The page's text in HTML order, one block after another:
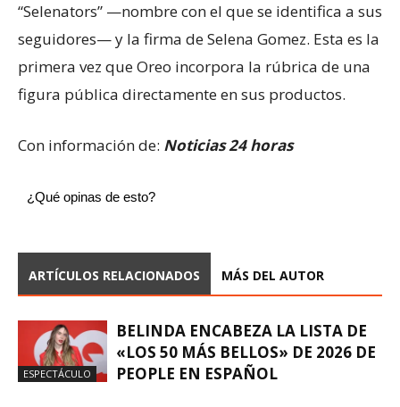
“Selenators” —nombre con el que se identifica a sus
seguidores— y la firma de Selena Gomez. Esta es la
primera vez que Oreo incorpora la rúbrica de una
figura pública directamente en sus productos.
Con información de: Noticias 24 horas
¿Qué opinas de esto?
ARTÍCULOS RELACIONADOS MÁS DEL AUTOR
ESPECTÁCULO
BELINDA ENCABEZA LA LISTA DE
«LOS 50 MÁS BELLOS» DE 2026 DE
PEOPLE EN ESPAÑOL